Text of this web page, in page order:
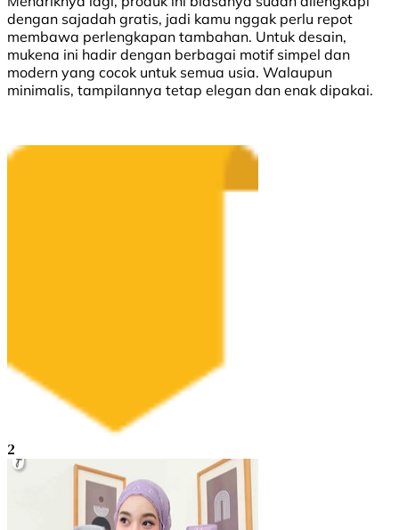
dengan sajadah gratis, jadi kamu nggak perlu repot
membawa perlengkapan tambahan. Untuk desain,
mukena ini hadir dengan berbagai motif simpel dan
modern yang cocok untuk semua usia. Walaupun
minimalis, tampilannya tetap elegan dan enak dipakai.
2